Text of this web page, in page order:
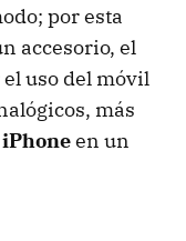
por esta
accesorio, el
uso del móvil
más
iPhoneen un